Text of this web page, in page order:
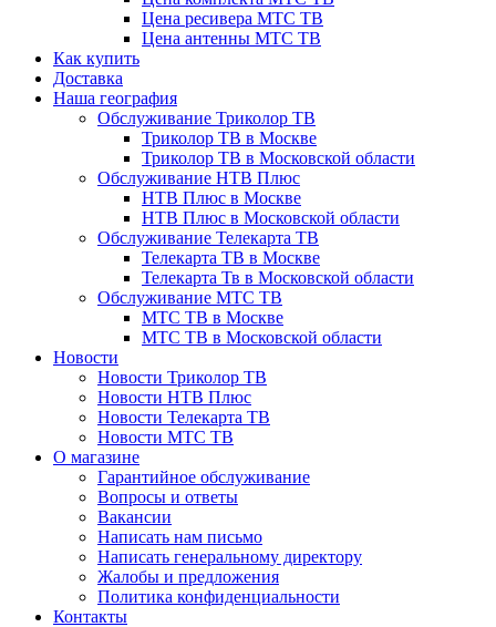
Цена ресивера МТС ТВ
Цена антенны МТС ТВ
Как купить
Доставка
Наша география
Обслуживание Триколор ТВ
Триколор ТВ в Москве
Триколор ТВ в Московской области
Обслуживание НТВ Плюс
НТВ Плюс в Москве
НТВ Плюс в Московской области
Обслуживание Телекарта ТВ
Телекарта ТВ в Москве
Телекарта Тв в Московской области
Обслуживание МТС ТВ
МТС ТВ в Москве
МТС ТВ в Московской области
Новости
Новости Триколор ТВ
Новости НТВ Плюс
Новости Телекарта ТВ
Новости МТС ТВ
О магазине
Гарантийное обслуживание
Вопросы и ответы
Вакансии
Написать нам письмо
Написать генеральному директору
Жалобы и предложения
Политика конфиденциальности
Контакты